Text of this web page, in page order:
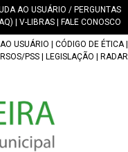
AO USUÁRIO / PERGUNTAS
V-LIBRAS FALE CONOSCO
USUÁRIO CÓDIGO DE ÉTICA|
PSS LEGISLAÇÃO RADAR